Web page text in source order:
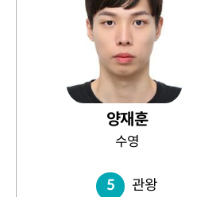
양재훈
수영
5 관왕